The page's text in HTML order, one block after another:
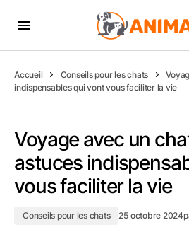
Accueil Conseils pour les chats
indispensables qui vont vous faciliter la vie
Voyage avec un
astuces
vous faciliter la vie
Conseils pour les chats 25 octobre 2024